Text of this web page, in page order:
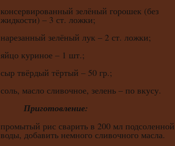
консервированный зелёный горошек (без
жидкости) – 3 ст. ложки;
нарезанный зелёный лук – 2 ст. ложки;
яйцо куриное – 1 шт.;
сыр твёрдый тёртый – 50 гр.;
соль, масло сливочное, зелень – по вкусу.
Приготовление:
промытый рис сварить в 200 мл подсоленной
воды, добавить немного сливочного масла.